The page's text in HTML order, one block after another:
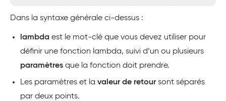
Dans la syntaxe générale ci-dessus :
lambda est le mot-clé que vous devez utiliser pour
définir une fonction lambda, suivi d’un ou plusieurs
paramètres que la fonction doit prendre.
Les paramètres et la valeur de retoursont séparés
par deux points.